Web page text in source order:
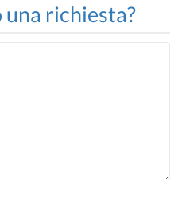
richiesta?